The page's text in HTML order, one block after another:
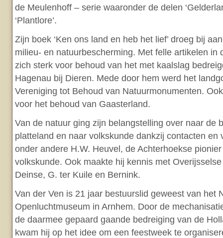
de Meulenhoff – serie waaronder de delen
‘Plantlore’.
Zijn boek ‘Ken ons land en heb het lief’ droeg bij
milieu- en natuurbescherming. Met felle artikelen in
zich sterk voor behoud van het met kaalslag
Hagenau bij Dieren. Mede door hem werd het
Vereniging tot Behoud van Natuurmonumenten.
voor het behoud van Gaasterland.
Van de natuur ging zijn belangstelling over naar de
platteland en naar volkskunde dankzij contacten en
onder andere H.W. Heuvel, de Achterhoekse
volkskunde. Ook maakte hij kennis met
Deinse, G. ter Kuile en Bernink.
Van der Ven is 21 jaar bestuurslid geweest van het
Openluchtmuseum in Arnhem. Door de
de daarmee gepaard gaande bedreiging van de
kwam hij op het idee om een feestweek te